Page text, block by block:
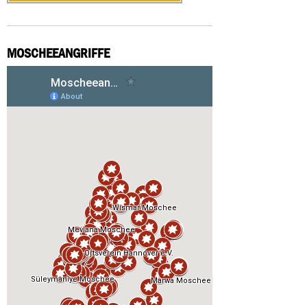
MOSCHEEANGRIFFE